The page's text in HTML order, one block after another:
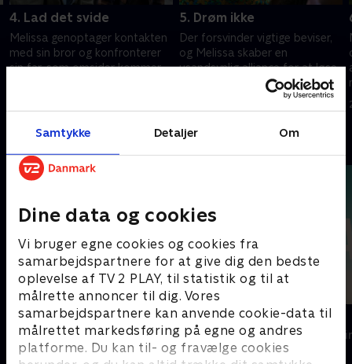
Samtykke Detaljer Om
Dine data og cookies
Vi bruger egne cookies og cookies fra
samarbejdspartnere for at give dig den bedste
oplevelse af TV 2 PLAY, til statistik og til at
målrette annoncer til dig. Vores
samarbejdspartnere kan anvende cookie-data til
målrettet markedsføring på egne og andres
platforme. Du kan til- og fravælge cookies
4. Lad det svide
Melissa genoptager kontakten
med sin bror og konfronterer
sin far, som omsider kommer
5. Drøm ikke
Der forsvinder vigtige beviser,
og Melissa skaber en
usandsynlig alliance for at løse
Andre så også
Top Dog
Krimi & Spænding • 1 sæsoner
The Au Pair
Krimi &